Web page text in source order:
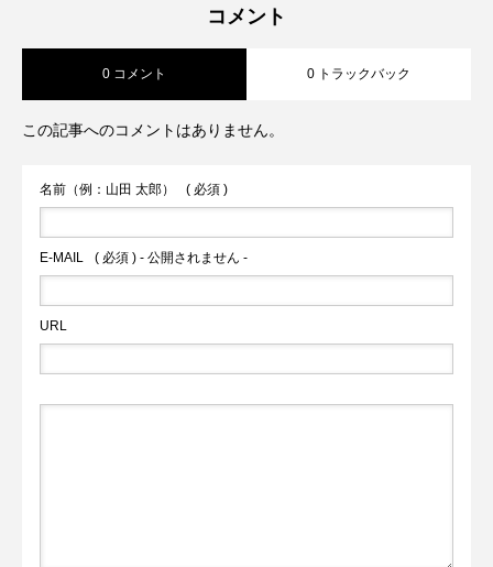
コメント
0 コメント 0 トラックバック
この記事へのコメントはありません。
名前（例：山田 太郎） ( 必須 )
E-MAIL ( 必須 ) - 公開されません -
URL